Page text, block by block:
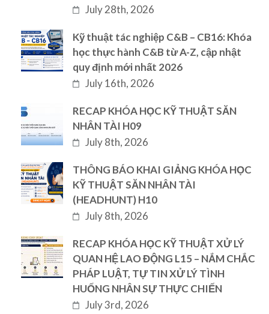
July 28th, 2026
Kỹ thuật tác nghiệp C&B – CB16: Khóa
học thực hành C&B từ A-Z, cập nhật
quy định mới nhất 2026
July 16th, 2026
RECAP KHÓA HỌC KỸ THUẬT SĂN
NHÂN TÀI H09
July 8th, 2026
THÔNG BÁO KHAI GIẢNG KHÓA HỌC
KỸ THUẬT SĂN NHÂN TÀI
(HEADHUNT) H10
July 8th, 2026
RECAP KHÓA HỌC KỸ THUẬT XỬ LÝ
QUAN HỆ LAO ĐỘNG L15 – NẮM CHẮC
PHÁP LUẬT, TỰ TIN XỬ LÝ TÌNH
HUỐNG NHÂN SỰ THỰC CHIẾN
July 3rd, 2026